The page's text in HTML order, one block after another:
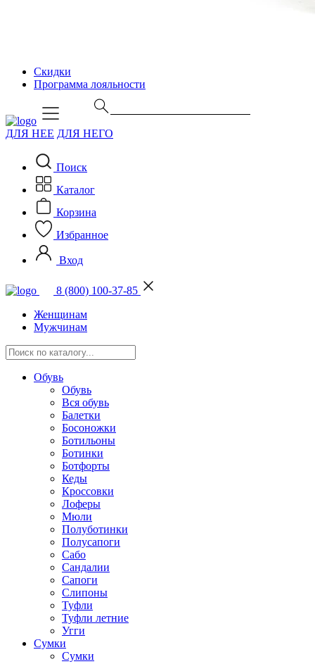
Скидки
Программа лояльности
ДЛЯ НЕЕ ДЛЯ НЕГО
Поиск
Каталог
Корзина
Избранное
Вход
8 (800) 100-37-85
Женщинам
Мужчинам
Обувь
Обувь
Вся обувь
Балетки
Босоножки
Ботильоны
Ботинки
Ботфорты
Кеды
Кроссовки
Лоферы
Мюли
Полуботинки
Полусапоги
Сабо
Сандалии
Сапоги
Слипоны
Туфли
Туфли летние
Угги
Сумки
Сумки